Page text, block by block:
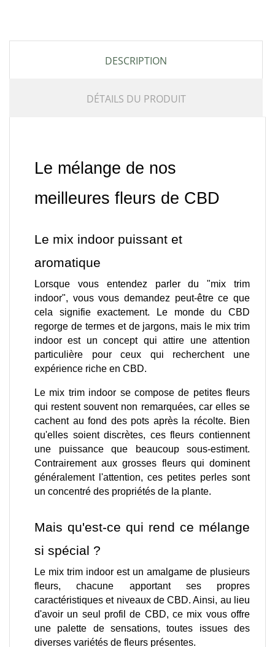
DESCRIPTION
DÉTAILS DU PRODUIT
Le mélange de nos
meilleures fleurs de CBD
Le mix indoor puissant et
aromatique
Lorsque vous entendez parler du "mix trim
indoor", vous vous demandez peut-être ce que
cela signifie exactement. Le monde du CBD
regorge de termes et de jargons, mais le mix trim
indoor est un concept qui attire une attention
particulière pour ceux qui recherchent une
expérience riche en CBD.
Le mix trim indoor se compose de petites fleurs
qui restent souvent non remarquées, car elles se
cachent au fond des pots après la récolte. Bien
qu'elles soient discrètes, ces fleurs contiennent
une puissance que beaucoup sous-estiment.
Contrairement aux grosses fleurs qui dominent
généralement l'attention, ces petites perles sont
un concentré des propriétés de la plante.
Mais qu'est-ce qui rend ce mélange
si spécial ?
Le mix trim indoor est un amalgame de plusieurs
fleurs, chacune apportant ses propres
caractéristiques et niveaux de CBD. Ainsi, au lieu
d'avoir un seul profil de CBD, ce mix vous offre
une palette de sensations, toutes issues des
diverses variétés de fleurs présentes.